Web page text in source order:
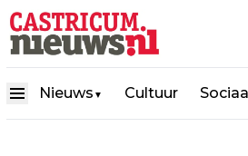
Nieuws ▼ Cultuur